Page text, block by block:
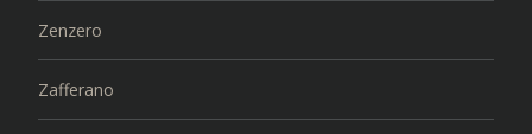
Zenzero
Zafferano